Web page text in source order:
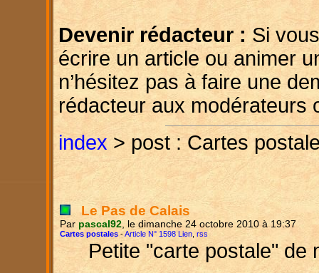
Devenir rédacteur : Si
écrire un article ou animer
n’hésitez pas à faire une
rédacteur aux modérateurs
index > post : Cartes
Le Pas de Calais
Par pascal92 , le dimanche 24 octobre 2010 à 19:37
Cartes postales -Article N° 1598 Lien rss
Petite "carte postale" de